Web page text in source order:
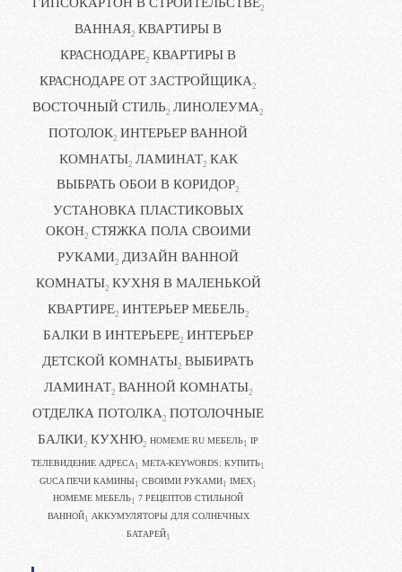
2
ВАННАЯ2 КВАРТИРЫ В
КРАСНОДАРЕ2 КВАРТИРЫ В
КРАСНОДАРЕ ОТ ЗАСТРОЙЩИКА2
ВОСТОЧНЫЙ СТИЛЬ2 ЛИНОЛЕУМА2
ПОТОЛОК2 ИНТЕРЬЕР ВАННОЙ
КОМНАТЫ2 ЛАМИНАТ2 КАК
ВЫБРАТЬ ОБОИ В КОРИДОР2
УСТАНОВКА ПЛАСТИКОВЫХ
ОКОН2 СТЯЖКА ПОЛА СВОИМИ
РУКАМИ2 ДИЗАЙН ВАННОЙ
КОМНАТЫ2 КУХНЯ В МАЛЕНЬКОЙ
КВАРТИРЕ2 ИНТЕРЬЕР МЕБЕЛЬ2
БАЛКИ В ИНТЕРЬЕРЕ2 ИНТЕРЬЕР
ДЕТСКОЙ КОМНАТЫ2 ВЫБИРАТЬ
ЛАМИНАТ2 ВАННОЙ КОМНАТЫ2
ОТДЕЛКА ПОТОЛКА2 ПОТОЛОЧНЫЕ
БАЛКИ2 КУХНЮ2 HOMEME RU МЕБЕЛЬ1 IP
ТЕЛЕВИДЕНИЕ АДРЕСА 1 META-KEYWORDS: КУПИТЬ1
GUCA ПЕЧИ КАМИНЫ1 CВОИМИ РУКАМИ1 IMEX1
HOMEME МЕБЕЛЬ1 7 РЕЦЕПТОВ СТИЛЬНОЙ
ВАННОЙ1 АККУМУЛЯТОРЫ ДЛЯ СОЛНЕЧНЫХ
БАТАРЕЙ1